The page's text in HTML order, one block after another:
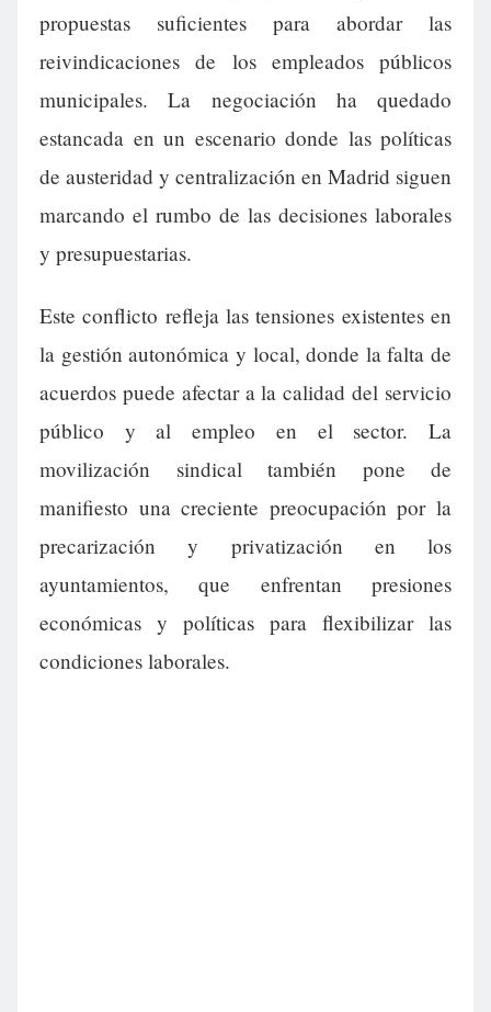
propuestas suficientes para abordar las
reivindicaciones de los empleados públicos
municipales. La negociación ha quedado
estancada en un escenario donde las políticas
de austeridad y centralización en Madrid siguen
marcando el rumbo de las decisiones laborales
y presupuestarias.
Este conflicto refleja las tensiones existentes en
la gestión autonómica y local, donde la falta de
acuerdos puede afectar a la calidad del servicio
público y al empleo en el sector. La
movilización sindical también pone de
manifiesto una creciente preocupación por la
precarización y privatización en los
ayuntamientos, que enfrentan presiones
económicas y políticas para flexibilizar las
condiciones laborales.